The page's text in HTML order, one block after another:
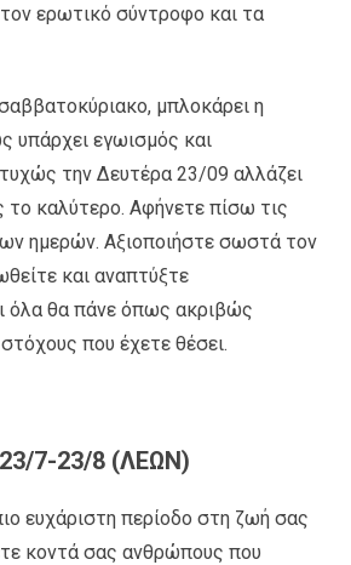
ερωτικό σύντροφο και τα
μπλοκάρει η
υπάρχει εγωισμός και
την Δευτέρα 23/09 αλλάζει
το καλύτερο. Αφήνετε πίσω τις
ημερών. Αξιοποιήστε σωστά τον
και αναπτύξτε
όλα θα πάνε όπως ακριβώς
που έχετε θέσει.
7-23/8 (ΛΕΩΝ)
ευχάριστη περίοδο στη ζωή σας
κοντά σας ανθρώπους που